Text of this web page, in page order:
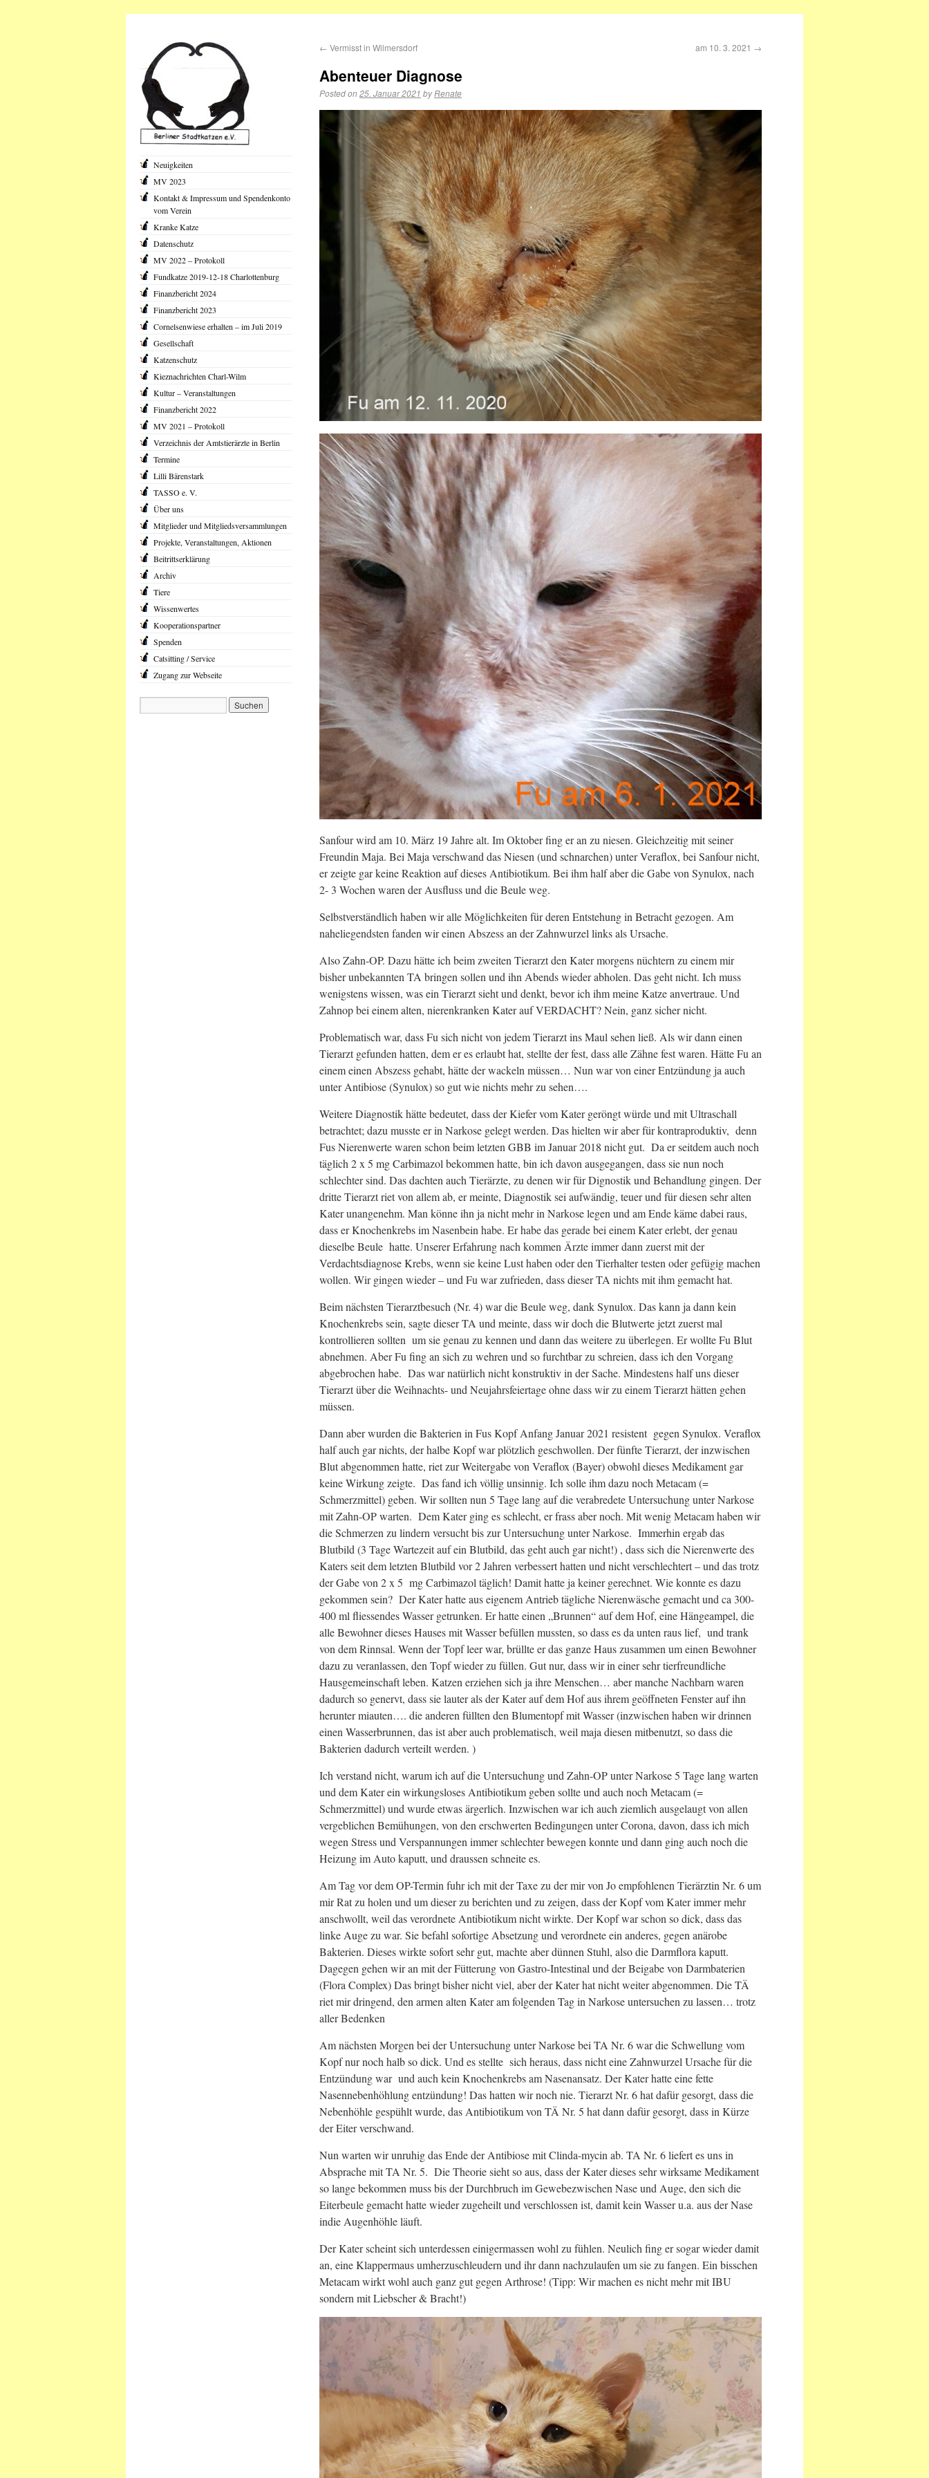
← Vermisst in Wilmersdorf am 10. 3. 2021 →
Abenteuer Diagnose
Posted on25. Januar 2021 by Renate
Sanfour wird am 10. März 19 Jahre alt. Im Oktober fing er an zu niesen. Gleichzeitig mit seiner
Freundin Maja. Bei Maja verschwand das Niesen (und schnarchen) unter Veraflox, bei Sanfour nicht,
er zeigte gar keine Reaktion auf dieses Antibiotikum. Bei ihm half aber die Gabe von Synulox, nach
2- 3 Wochen waren der Ausfluss und die Beule weg.
Selbstverständlich haben wir alle Möglichkeiten für deren Entstehung in Betracht gezogen. Am
naheliegendsten fanden wir einen Abszess an der Zahnwurzel links als Ursache.
Also Zahn-OP. Dazu hätte ich beim zweiten Tierarzt den Kater morgens nüchtern zu einem mir
bisher unbekannten TA bringen sollen und ihn Abends wieder abholen. Das geht nicht. Ich muss
wenigstens wissen, was ein Tierarzt sieht und denkt, bevor ich ihm meine Katze anvertraue. Und
Zahnop bei einem alten, nierenkranken Kater auf VERDACHT? Nein, ganz sicher nicht.
Problematisch war, dass Fu sich nicht von jedem Tierarzt ins Maul sehen ließ. Als wir dann einen
Tierarzt gefunden hatten, dem er es erlaubt hat, stellte der fest, dass alle Zähne fest waren. Hätte Fu an
einem einen Abszess gehabt, hätte der wackeln müssen… Nun war von einer Entzündung ja auch
unter Antibiose (Synulox) so gut wie nichts mehr zu sehen….
Weitere Diagnostik hätte bedeutet, dass der Kiefer vom Kater geröngt würde und mit Ultraschall
betrachtet; dazu musste er in Narkose gelegt werden. Das hielten wir aber für kontraproduktiv, denn
Fus Nierenwerte waren schon beim letzten GBB im Januar 2018 nicht gut. Da er seitdem auch noch
täglich 2 x 5 mg Carbimazol bekommen hatte, bin ich davon ausgegangen, dass sie nun noch
schlechter sind. Das dachten auch Tierärzte, zu denen wir für Dignostik und Behandlung gingen. Der
dritte Tierarzt riet von allem ab, er meinte, Diagnostik sei aufwändig, teuer und für diesen sehr alten
Kater unangenehm. Man könne ihn ja nicht mehr in Narkose legen und am Ende käme dabei raus,
dass er Knochenkrebs im Nasenbein habe. Er habe das gerade bei einem Kater erlebt, der genau
dieselbe Beule hatte. Unserer Erfahrung nach kommen Ärzte immer dann zuerst mit der
Verdachtsdiagnose Krebs, wenn sie keine Lust haben oder den Tierhalter testen oder gefügig machen
wollen. Wir gingen wieder – und Fu war zufrieden, dass dieser TA nichts mit ihm gemacht hat.
Beim nächsten Tierarztbesuch (Nr. 4) war die Beule weg, dank Synulox. Das kann ja dann kein
Knochenkrebs sein, sagte dieser TA und meinte, dass wir doch die Blutwerte jetzt zuerst mal
kontrollieren sollten um sie genau zu kennen und dann das weitere zu überlegen. Er wollte Fu Blut
abnehmen. Aber Fu fing an sich zu wehren und so furchtbar zu schreien, dass ich den Vorgang
abgebrochen habe. Das war natürlich nicht konstruktiv in der Sache. Mindestens half uns dieser
Tierarzt über die Weihnachts- und Neujahrsfeiertage ohne dass wir zu einem Tierarzt hätten gehen
müssen.
Dann aber wurden die Bakterien in Fus Kopf Anfang Januar 2021 resistent gegen Synulox. Veraflox
half auch gar nichts, der halbe Kopf war plötzlich geschwollen. Der fünfte Tierarzt, der inzwischen
Blut abgenommen hatte, riet zur Weitergabe von Veraflox (Bayer) obwohl dieses Medikament gar
keine Wirkung zeigte. Das fand ich völlig unsinnig. Ich solle ihm dazu noch Metacam (=
Schmerzmittel) geben. Wir sollten nun 5 Tage lang auf die verabredete Untersuchung unter Narkose
mit Zahn-OP warten. Dem Kater ging es schlecht, er frass aber noch. Mit wenig Metacam haben wir
die Schmerzen zu lindern versucht bis zur Untersuchung unter Narkose. Immerhin ergab das
Blutbild (3 Tage Wartezeit auf ein Blutbild, das geht auch gar nicht!) , dass sich die Nierenwerte des
Katers seit dem letzten Blutbild vor 2 Jahren verbessert hatten und nicht verschlechtert – und das trotz
der Gabe von 2 x 5 mg Carbimazol täglich! Damit hatte ja keiner gerechnet. Wie konnte es dazu
gekommen sein? Der Kater hatte aus eigenem Antrieb tägliche Nierenwäsche gemacht und ca 300-
400 ml fliessendes Wasser getrunken. Er hatte einen „Brunnen“ auf dem Hof, eine Hängeampel, die
alle Bewohner dieses Hauses mit Wasser befüllen mussten, so dass es da unten raus lief, und trank
von dem Rinnsal. Wenn der Topf leer war, brüllte er das ganze Haus zusammen um einen Bewohner
dazu zu veranlassen, den Topf wieder zu füllen. Gut nur, dass wir in einer sehr tierfreundliche
Hausgemeinschaft leben. Katzen erziehen sich ja ihre Menschen… aber manche Nachbarn waren
dadurch so genervt, dass sie lauter als der Kater auf dem Hof aus ihrem geöffneten Fenster auf ihn
herunter miauten…. die anderen füllten den Blumentopf mit Wasser (inzwischen haben wir drinnen
einen Wasserbrunnen, das ist aber auch problematisch, weil maja diesen mitbenutzt, so dass die
Bakterien dadurch verteilt werden. )
Ich verstand nicht, warum ich auf die Untersuchung und Zahn-OP unter Narkose 5 Tage lang warten
und dem Kater ein wirkungsloses Antibiotikum geben sollte und auch noch Metacam (=
Schmerzmittel) und wurde etwas ärgerlich. Inzwischen war ich auch ziemlich ausgelaugt von allen
vergeblichen Bemühungen, von den erschwerten Bedingungen unter Corona, davon, dass ich mich
wegen Stress und Verspannungen immer schlechter bewegen konnte und dann ging auch noch die
Heizung im Auto kaputt, und draussen schneite es.
Am Tag vor dem OP-Termin fuhr ich mit der Taxe zu der mir von Jo empfohlenen Tierärztin Nr. 6 um
mir Rat zu holen und um dieser zu berichten und zu zeigen, dass der Kopf vom Kater immer mehr
anschwollt, weil das verordnete Antibiotikum nicht wirkte. Der Kopf war schon so dick, dass das
linke Auge zu war. Sie befahl sofortige Absetzung und verordnete ein anderes, gegen anärobe
Bakterien. Dieses wirkte sofort sehr gut, machte aber dünnen Stuhl, also die Darmflora kaputt.
Dagegen gehen wir an mit der Fütterung von Gastro-Intestinal und der Beigabe von Darmbaterien
(Flora Complex) Das bringt bisher nicht viel, aber der Kater hat nicht weiter abgenommen. Die TÄ
riet mir dringend, den armen alten Kater am folgenden Tag in Narkose untersuchen zu lassen… trotz
aller Bedenken
Am nächsten Morgen bei der Untersuchung unter Narkose bei TA Nr. 6 war die Schwellung vom
Kopf nur noch halb so dick. Und es stellte sich heraus, dass nicht eine Zahnwurzel Ursache für die
Entzündung war und auch kein Knochenkrebs am Nasenansatz. Der Kater hatte eine fette
Nasennebenhöhlung entzündung! Das hatten wir noch nie. Tierarzt Nr. 6 hat dafür gesorgt, dass die
Nebenhöhle gespühlt wurde, das Antibiotikum von TÄ Nr. 5 hat dann dafür gesorgt, dass in Kürze
der Eiter verschwand.
Nun warten wir unruhig das Ende der Antibiose mit Clinda-mycin ab. TA Nr. 6 liefert es uns in
Absprache mit TA Nr. 5. Die Theorie sieht so aus, dass der Kater dieses sehr wirksame Medikament
so lange bekommen muss bis der Durchbruch im Gewebezwischen Nase und Auge, den sich die
Eiterbeule gemacht hatte wieder zugeheilt und verschlossen ist, damit kein Wasser u.a. aus der Nase
indie Augenhöhle läuft.
Der Kater scheint sich unterdessen einigermassen wohl zu fühlen. Neulich fing er sogar wieder damit
an, eine Klappermaus umherzuschleudern und ihr dann nachzulaufen um sie zu fangen. Ein bisschen
Metacam wirkt wohl auch ganz gut gegen Arthrose! (Tipp: Wir machen es nicht mehr mit IBU
sondern mit Liebscher & Bracht!)
Neuigkeiten
MV 2023
Kontakt & Impressum und Spendenkonto
vom Verein
Kranke Katze
Datenschutz
MV 2022 – Protokoll
Fundkatze 2019-12-18 Charlottenburg
Finanzbericht 2024
Finanzbericht 2023
Cornelsenwiese erhalten – im Juli 2019
Gesellschaft
Katzenschutz
Kieznachrichten Charl-Wilm
Kultur – Veranstaltungen
Finanzbericht 2022
MV 2021 – Protokoll
Verzeichnis der Amtstierärzte in Berlin
Termine
Lilli Bärenstark
TASSO e. V.
Über uns
Mitglieder und Mitgliedsversammlungen
Projekte, Veranstaltungen, Aktionen
Beitrittserklärung
Archiv
Tiere
Wissenwertes
Kooperationspartner
Spenden
Catsitting / Service
Zugang zur Webseite